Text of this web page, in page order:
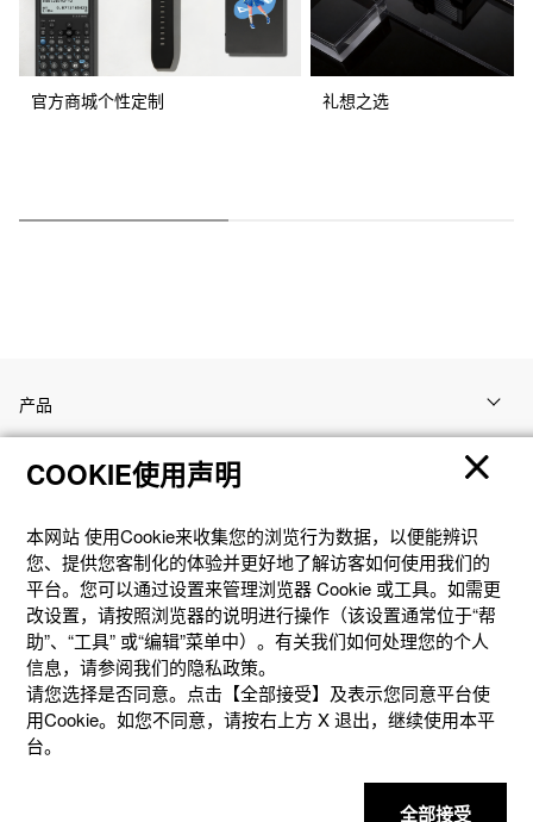
官方商城个性定制 礼想之选
产品
客户支持
资讯
社交媒体
© 2025 卡西欧（中国）贸易有限公司 CASIO(China) Co., Ltd
COOKIE使用声明
本网站 使⽤Cookie来收集您的浏览⾏为数据，以便能辨识
您、提供您客制化的体验并更好地了解访客如何使⽤我们的
平台。您可以通过设置来管理浏览器 Cookie 或⼯具。如需更
改设置，请按照浏览器的说明进⾏操作（该设置通常位于“帮
助”、“⼯具” 或“编辑”菜单中）。有关我们如何处理您的个⼈
信息，请参阅我们的隐私政策。
请您选择是否同意。点击【全部接受】及表示您同意平台使
用Cookie。如您不同意，请按右上⽅ X 退出，继续使⽤本平
台。
全部接受